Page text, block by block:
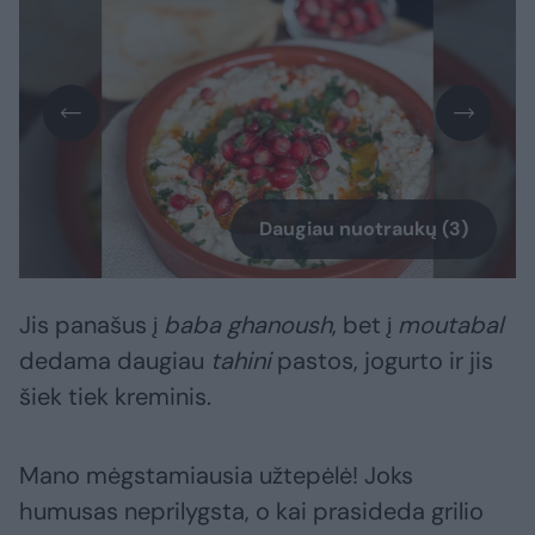
Daugiau nuotraukų (3)
Jis panašus į baba ghanoush, bet į moutabal
dedama daugiau tahinipastos, jogurto ir jis
šiek tiek kreminis.
Mano mėgstamiausia užtepėlė! Joks
humusas neprilygsta, o kai prasideda grilio